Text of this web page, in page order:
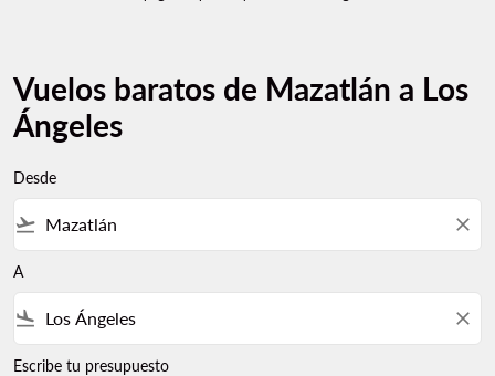
Vuelos baratos de Mazatlán a Los
Ángeles
Desde
flight_takeoff close
A
flight_land close
Escribe tu presupuesto